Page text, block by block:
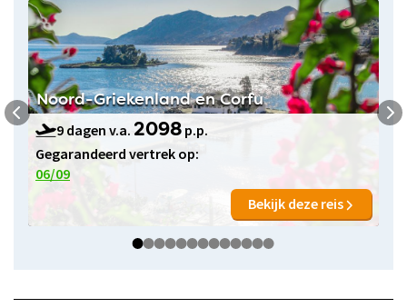
Noord-Griekenland en Corfu
9 dagen v.a. 2098 p.p.
Gegarandeerd vertrek op:
06/09
Bekijk deze reis